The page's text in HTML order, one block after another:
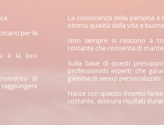
per le
è la loro
di
La conoscenza della persona
ottima qualità della vita e
Non sempre si riescono a
costante che consenta di
Sulla base di questi
professionisti esperti che
gamma di servizi personalizzati.
Nasce con questo intento
costante, assicura risultati